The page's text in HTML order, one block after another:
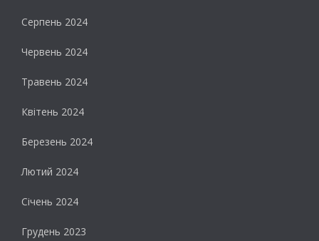
Серпень 2024
Червень 2024
Травень 2024
Квітень 2024
Березень 2024
Лютий 2024
Січень 2024
Грудень 2023